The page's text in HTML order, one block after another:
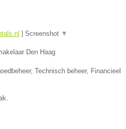
Screenshot ▼
Den Haag
Technisch beheer, Financieel